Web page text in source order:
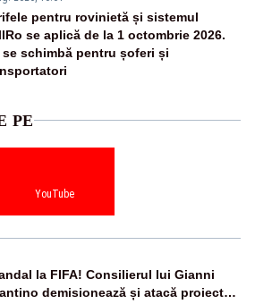
pentru rovinietă și sistemul
se aplică de la 1 octombrie 2026.
se schimbă pentru șoferi și
PE
YouTube
la FIFA! Consilierul lui Gianni
demisionează și atacă proiectul